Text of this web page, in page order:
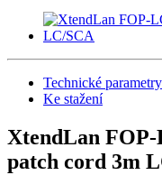
Technické parametry
Ke stažení
XtendLan
patch cord 3m